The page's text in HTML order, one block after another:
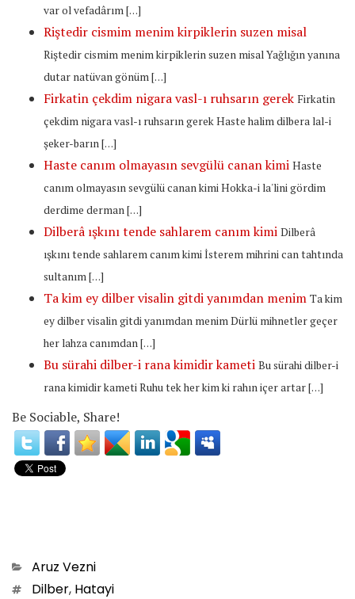
var ol vefadârım […]
Riştedir cismim menim kirpiklerin suzen misal
Riştedir cismim menim kirpiklerin suzen misal Yağlığın yanına
dutar natüvan gönüm […]
Firkatin çekdim nigara vasl-ı ruhsarın gerek Firkatin
çekdim nigara vasl-ı ruhsarın gerek Haste halim dilbera lal-i
şeker-barın […]
Haste canım olmayasın sevgülü canan kimi Haste
canım olmayasın sevgülü canan kimi Hokka-i la'lini gördim
derdime derman […]
Dilberâ ışkını tende sahlarem canım kimi Dilberâ
ışkını tende sahlarem canım kimi İsterem mihrini can tahtında
sultanım […]
Ta kim ey dilber visalin gitdi yanımdan menim Ta kim
ey dilber visalin gitdi yanımdan menim Dürlü mihnetler geçer
her lahza canımdan […]
Bu sürahi dilber-i rana kimidir kameti Bu sürahi dilber-i
rana kimidir kameti Ruhu tek her kim ki rahın içer artar […]
Be Sociable, Share!
Categories
Aruz Vezni
TagsDilber, Hatayi